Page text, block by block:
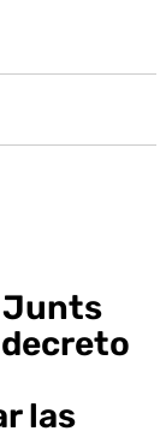
Junts
decreto
las